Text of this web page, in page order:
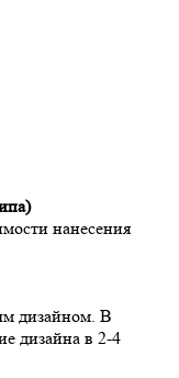
нанесения
дизайном. В
дизайна в 2-4